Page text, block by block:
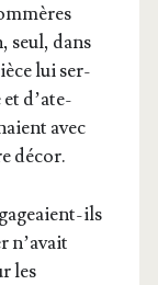
seul, dans
lui ser­
et d’a­te­
avec
décor.
ils
n’avait
les